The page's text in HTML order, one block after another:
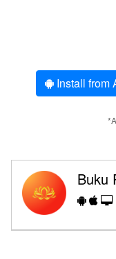
Install from
Buku